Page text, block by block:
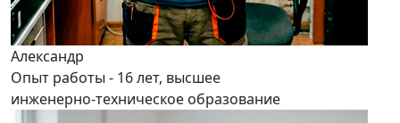
Александр
Опыт работы - 16 лет, высшее
инженерно-техническое образование